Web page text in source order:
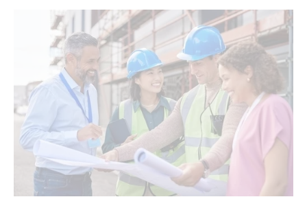
工務店粗利の理想値と達成への具体策を解
説
工務店粗利率25％超を目指す目標設定の考
え方
工務店粗利理想実現に必要な原価率の把握
工務店粗利向上へ必要な原価削減ポイント
粗利率を意識した工務店の価格設定戦略
利益体質へ導く工務店粗利改善のコツ